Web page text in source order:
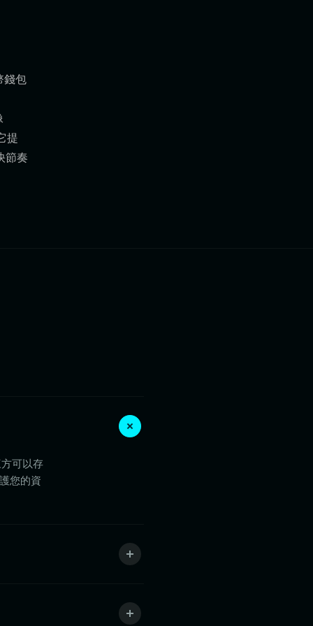
錢包
提
節奏
可以存
您的資